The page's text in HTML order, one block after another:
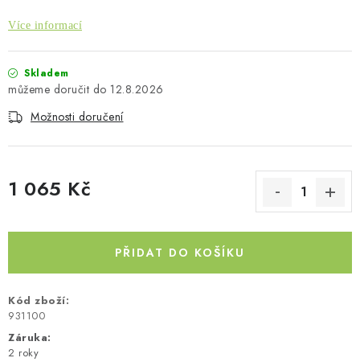
STŘEŠNÍ KOŠE
AUTOSTANY
CESTOVNÍ ZAVAZADLA
DÁRKOVÉ POUKAZY
Kontakty O nás
Více informací
Skladem
12.8.2026
Možnosti doručení
1 065 Kč
PŘIDAT DO KOŠÍKU
Kód zboží:
931100
Záruka:
2 roky